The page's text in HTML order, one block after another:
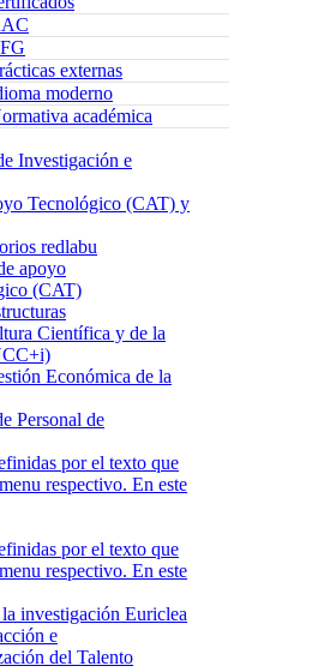
externas
moderno
académica
Investigación e
Tecnológico (CAT) y
redlabu
apoyo
(CAT)
Científica y de la
Económica de la
Personal de
investigación Euriclea
e
del Talento